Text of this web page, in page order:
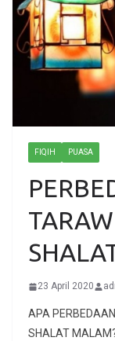
FIQIH PUASA
23 April 2020
APA
SHALAT